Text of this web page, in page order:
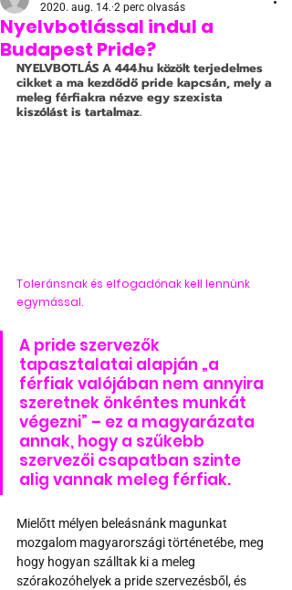
Nyelvbotlással indul a
Budapest Pride?
2020. aug. 14. 2 perc olvasás
NYELVBOTLÁS A 444.hu közölt terjedelmes
cikket a ma kezdődő pride kapcsán, mely a
meleg férfiakra nézve egy szexista
kiszólást is tartalmaz.
Toleránsnak és elfogadónak kell lennünk
egymással.
A pride szervezők
tapasztalatai alapján „a
férfiak valójában nem annyira
szeretnek önkéntes munkát
végezni” – ez a magyarázata
annak, hogy a szűkebb
szervezői csapatban szinte
alig vannak meleg férfiak.
Mielőtt mélyen beleásnánk magunkat
mozgalom magyarországi történetébe, meg
hogy hogyan szálltak ki a meleg
szórakozóhelyek a pride szervezésből, és